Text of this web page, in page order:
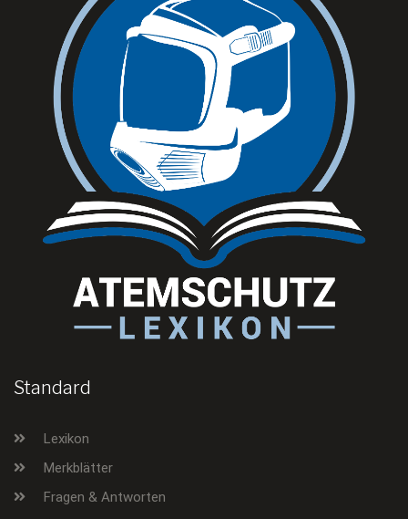
Standard
Lexikon
Merkblätter
Fragen & Antworten